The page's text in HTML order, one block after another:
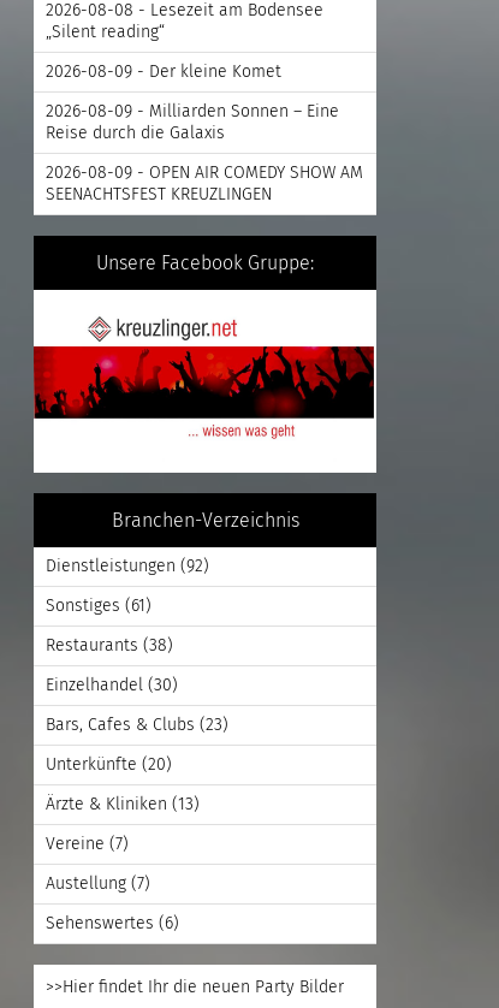
2026-08-08 - Lesezeit am Bodensee
„Silent reading“
2026-08-09 - Der kleine Komet
2026-08-09 - Milliarden Sonnen – Eine
Reise durch die Galaxis
2026-08-09 - OPEN AIR COMEDY SHOW AM
SEENACHTSFEST KREUZLINGEN
Unsere Facebook Gruppe:
Branchen-Verzeichnis
Dienstleistungen (92)
Sonstiges (61)
Restaurants (38)
Einzelhandel (30)
Bars, Cafes & Clubs (23)
Unterkünfte (20)
Ärzte & Kliniken (13)
Vereine (7)
Austellung (7)
Sehenswertes (6)
>>Hier findet Ihr die neuen Party Bilder